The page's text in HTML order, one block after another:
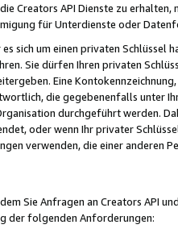
Creators API Dienste zu
für Unterdienste oder
sich um einen privaten
Sie dürfen Ihren privaten
Eine
die gegebenenfalls unter
durchgeführt werden.
oder wenn Ihr privater
verwenden, die einer anderen
Sie Anfragen an Creators API
der folgenden Anforderungen: